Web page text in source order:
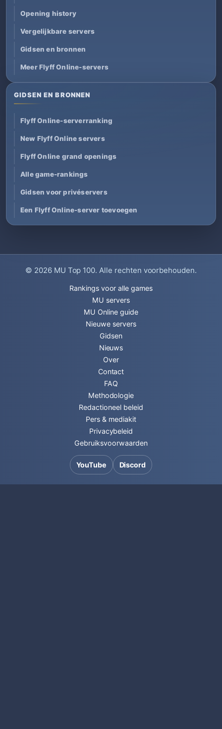
Opening history
Vergelijkbare servers
Gidsen en bronnen
Meer Flyff Online-servers
GIDSEN EN BRONNEN
Flyff Online-serverranking
New Flyff Online servers
Flyff Online grand openings
Alle game-rankings
Gidsen voor privéservers
Een Flyff Online-server toevoegen
© 2026 MU Top 100. Alle rechten voorbehouden.
Rankings voor alle games
MU servers
MU Online guide
Nieuwe servers
Gidsen
Nieuws
Over
Contact
FAQ
Methodologie
Redactioneel beleid
Pers & mediakit
Privacybeleid
Gebruiksvoorwaarden
YouTube Discord